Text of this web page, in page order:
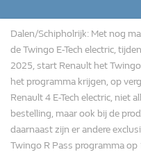
Dalen/Schipholrijk: Met nog
de Twingo E-Tech electric,
2025, start Renault het
het programma krijgen, op
Renault 4 E-Tech electric, niet
bestelling, maar ook bij de
daarnaast zijn er andere
Twingo R Pass programma